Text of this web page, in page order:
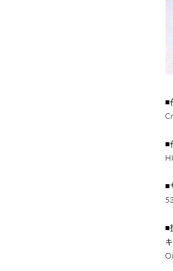
■
■
■
■
■